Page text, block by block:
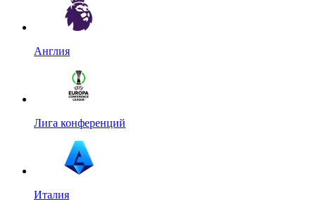
Англия
Лига конференций
Италия